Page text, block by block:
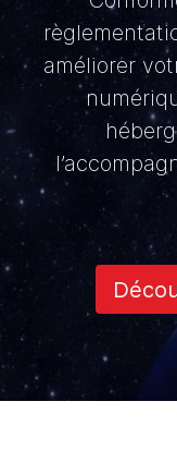
améliorer